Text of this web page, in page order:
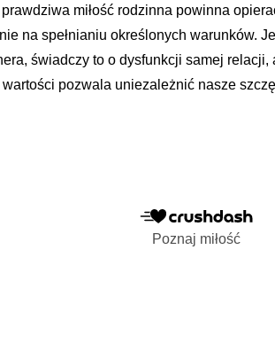
miłość rodzinna powinna
na spełnianiu określonych warunków.
świadczy to o dysfunkcji samej relacji,
wartości pozwala uniezależnić nasze
Poznaj miłość